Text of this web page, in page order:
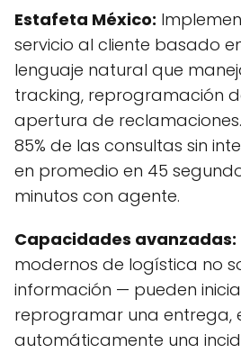
Estafeta México:
servicio al cliente basado
lenguaje natural que
tracking, reprogramación
apertura de
85% de las consultas sin
en promedio en 45
minutos con agente.
Capacidades avanzadas:
modernos de logística no
información — pueden
reprogramar una entrega,
automáticamente una